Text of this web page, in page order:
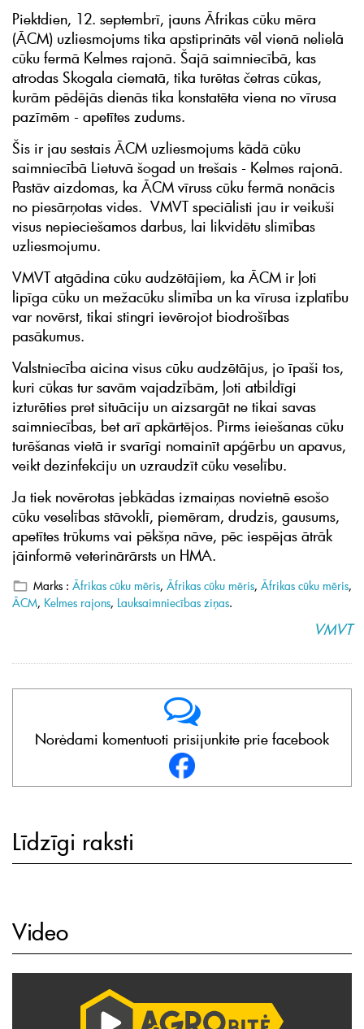
Piektdien, 12. septembrī, jauns Āfrikas cūku mēra
(ĀCM) uzliesmojums tika apstiprināts vēl vienā nelielā
cūku fermā Kelmes rajonā. Šajā saimniecībā, kas
atrodas Skogala ciematā, tika turētas četras cūkas,
kurām pēdējās dienās tika konstatēta viena no vīrusa
pazīmēm - apetītes zudums.
Šis ir jau sestais ĀCM uzliesmojums kādā cūku
saimniecībā Lietuvā šogad un trešais - Kelmes rajonā.
Pastāv aizdomas, ka ĀCM vīruss cūku fermā nonācis
no piesārņotas vides. VMVT speciālisti jau ir veikuši
visus nepieciešamos darbus, lai likvidētu slimības
uzliesmojumu.
VMVT atgādina cūku audzētājiem, ka ĀCM ir ļoti
lipīga cūku un mežacūku slimība un ka vīrusa izplatību
var novērst, tikai stingri ievērojot biodrošības
pasākumus.
Valstniecība aicina visus cūku audzētājus, jo īpaši tos,
kuri cūkas tur savām vajadzībām, ļoti atbildīgi
izturēties pret situāciju un aizsargāt ne tikai savas
saimniecības, bet arī apkārtējos. Pirms ieiešanas cūku
turēšanas vietā ir svarīgi nomainīt apģērbu un apavus,
veikt dezinfekciju un uzraudzīt cūku veselību.
Ja tiek novērotas jebkādas izmaiņas novietnē esošo
cūku veselības stāvoklī, piemēram, drudzis, gausums,
apetītes trūkums vai pēkšņa nāve, pēc iespējas ātrāk
jāinformē veterinārārsts un HMA.
Marks : Āfrikas cūku mēris, Āfrikas cūku mēris, Āfrikas cūku mēris,
ĀCM, Kelmes rajons, Lauksaimniecības ziņas.
VMVT
Norėdami komentuoti prisijunkite prie facebook
Līdzīgi raksti
Video